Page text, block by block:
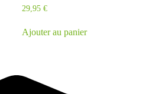
29,95 €
Ajouter au panier